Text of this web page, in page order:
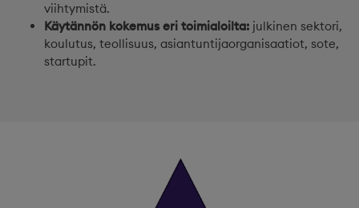
viihtymistä.
Käytännön kokemus eri toimialoilta: julkinen sektori,
koulutus, teollisuus, asiantuntijaorganisaatiot, sote,
startupit.